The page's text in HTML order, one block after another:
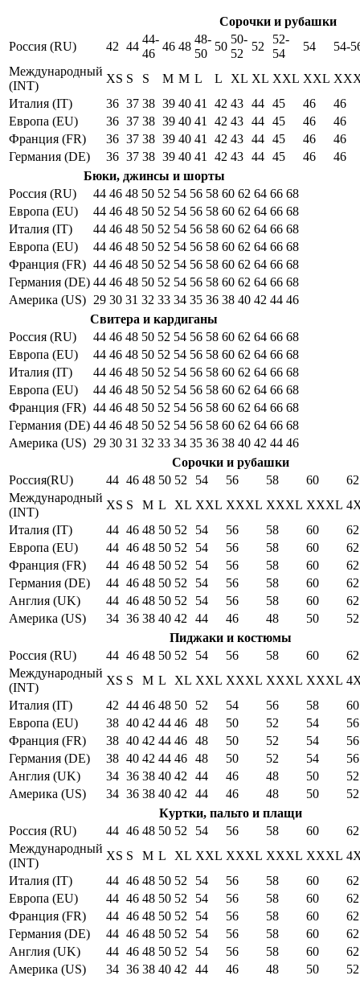
Сорочки и рубашки
Россия (RU)
42 44
44-
46
46 48
48-
50
50
50-
52
52
52-
54
54
54-
Международный
(INT)
XS S S M M L L XL XL XXL XXL
Италия (IT)
36 37 38 39 40 41 42 43 44 45 46
46
Европа (EU)
36 37 38 39 40 41 42 43 44 45 46
46
Франция (FR)
36 37 38 39 40 41 42 43 44 45 46
46
Германия (DE)
36 37 38 39 40 41 42 43 44 45 46
46
Бюки, джинсы и шорты
Россия (RU)
44 46 48 50 52 54 56 58 60 62 64 66 68
Европа (EU)
44 46 48 50 52 54 56 58 60 62 64 66 68
Италия (IT)
44 46 48 50 52 54 56 58 60 62 64 66 68
Европа (EU)
44 46 48 50 52 54 56 58 60 62 64 66 68
Франция (FR) 44 46 48 50 52 54 56 58 60 62 64 66 68
Германия (DE) 44 46 48 50 52 54 56 58 60 62 64 66 68
Америка (US) 29 30 31 32 33 34 35 36 38 40 42 44 46
Свитера и кардиганы
Россия (RU)
44 46 48 50 52 54 56 58 60 62 64 66 68
Европа (EU)
44 46 48 50 52 54 56 58 60 62 64 66 68
Италия (IT)
44 46 48 50 52 54 56 58 60 62 64 66 68
Европа (EU)
44 46 48 50 52 54 56 58 60 62 64 66 68
Франция (FR) 44 46 48 50 52 54 56 58 60 62 64 66 68
Германия (DE) 44 46 48 50 52 54 56 58 60 62 64 66 68
Америка (US) 29 30 31 32 33 34 35 36 38 40 42 44 46
Сорочки и рубашки
Россия(RU)
44 46 48 50 52 54 56 58 60
62
Международный
(INT)
XS S M L XL XXL XXXL XXXL XXXL
Италия (IT)
44 46 48 50 52 54 56 58 60
62
Европа (EU)
44 46 48 50 52 54 56 58 60
62
Франция (FR)
44 46 48 50 52 54 56 58 60
62
Германия (DE)
44 46 48 50 52 54 56 58 60
62
Англия (UK)
44 46 48 50 52 54 56 58 60
62
Америка (US)
34 36 38 40 42 44 46 48 50
52
Пиджаки и костюмы
Россия (RU)
44 46 48 50 52 54 56 58 60
62
Международный
(INT)
XS S M L XL XXL XXXL XXXL XXXL
Италия (IT)
42 44 46 48 50 52 54 56 58
60
Европа (EU)
38 40 42 44 46 48 50 52 54
56
Франция (FR)
38 40 42 44 46 48 50 52 54
56
Германия (DE)
38 40 42 44 46 48 50 52 54
56
Англия (UK)
34 36 38 40 42 44 46 48 50
52
Америка (US)
34 36 38 40 42 44 46 48 50
52
Куртки, пальто и плащи
Россия (RU)
44 46 48 50 52 54 56 58 60
62
Международный
(INT)
XS S M L XL XXL XXXL XXXL XXXL
Италия (IT)
44 46 48 50 52 54 56 58 60
62
Европа (EU)
44 46 48 50 52 54 56 58 60
62
Франция (FR)
44 46 48 50 52 54 56 58 60
62
Германия (DE)
44 46 48 50 52 54 56 58 60
62
Англия (UK)
44 46 48 50 52 54 56 58 60
62
Америка (US)
34 36 38 40 42 44 46 48 50 52